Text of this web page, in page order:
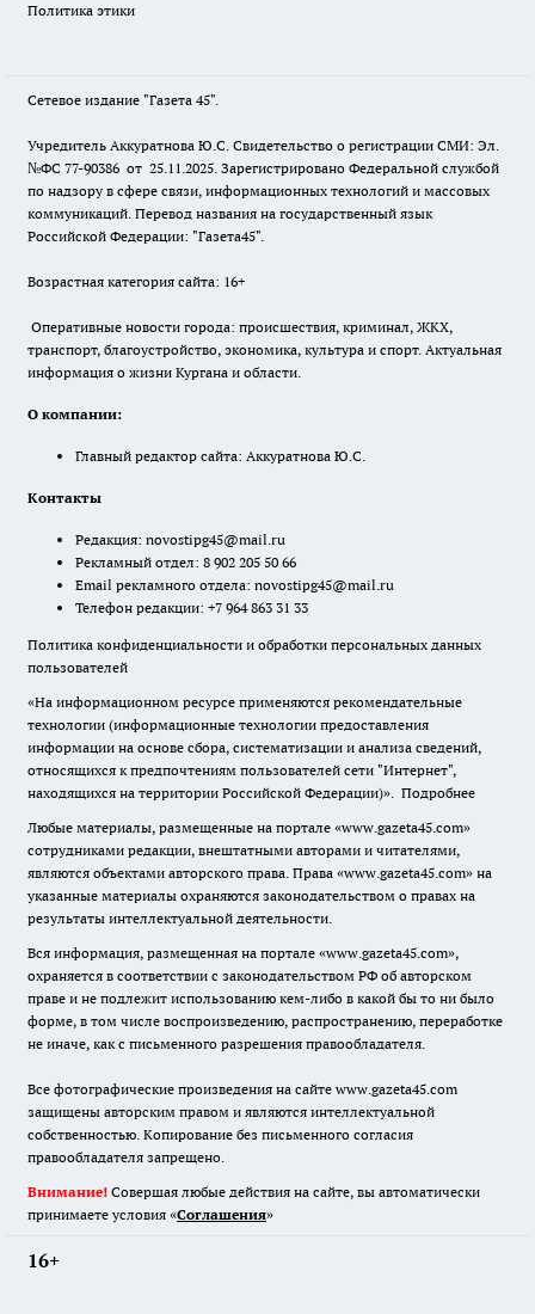
Политика этики
Сетевое издание "Газета 45".
Учредитель Аккуратнова Ю.С. Свидетельство о регистрации СМИ: Эл.
№ФС 77-90386 от 25.11.2025. Зарегистрировано Федеральной службой
по надзору в сфере связи, информационных технологий и массовых
коммуникаций. Перевод названия на государственный язык
Российской Федерации: "Газета45".
Возрастная категория сайта: 16+
Оперативные новости города: происшествия, криминал, ЖКХ,
транспорт, благоустройство, экономика, культура и спорт. Актуальная
информация о жизни Кургана и области.
О компании:
Главный редактор сайта: Аккуратнова Ю.С.
Контакты
Редакция: novostipg45@mail.ru
Рекламный отдел: 8 902 205 50 66
Email рекламного отдела: novostipg45@mail.ru
Телефон редакции: +7 964 863 31 33
Политика конфиденциальности и обработки персональных данных
пользователей
«На информационном ресурсе применяются рекомендательные
технологии (информационные технологии предоставления
информации на основе сбора, систематизации и анализа сведений,
относящихся к предпочтениям пользователей сети "Интернет",
находящихся на территории Российской Федерации)». Подробнее
Любые материалы, размещенные на портале «www.gazeta45.com»
сотрудниками редакции, внештатными авторами и читателями,
являются объектами авторского права. Права «www.gazeta45.com» на
указанные материалы охраняются законодательством о правах на
результаты интеллектуальной деятельности.
Вся информация, размещенная на портале «www.gazeta45.com»,
охраняется в соответствии с законодательством РФ об авторском
праве и не подлежит использованию кем-либо в какой бы то ни было
форме, в том числе воспроизведению, распространению, переработке
не иначе, как с письменного разрешения правообладателя.
Все фотографические произведения на сайте www.gazeta45.com
защищены авторским правом и являются интеллектуальной
собственностью. Копирование без письменного согласия
правообладателя запрещено.
Внимание! Совершая любые действия на сайте, вы автоматически
принимаете условия «Cоглашения»
16+